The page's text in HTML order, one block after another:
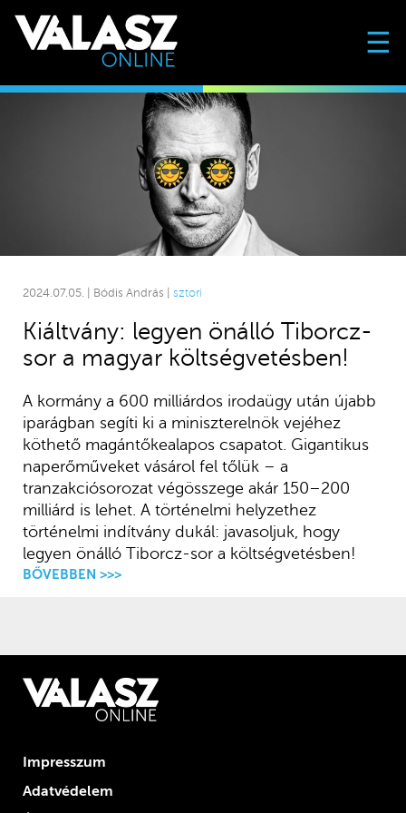
☰
2024.07.05. | Bódis András | sztori
Kiáltvány: legyen önálló Tiborcz-
sor a magyar költségvetésben!
A kormány a 600 milliárdos irodaügy után újabb
iparágban segíti ki a miniszterelnök vejéhez
köthető magántőkealapos csapatot. Gigantikus
naperőműveket vásárol fel tőlük – a
tranzakciósorozat végösszege akár 150–200
milliárd is lehet. A történelmi helyzethez
történelmi indítvány dukál: javasoljuk, hogy
legyen önálló Tiborcz-sor a költségvetésben!
BŐVEBBEN >>>
Impresszum
Adatvédelem